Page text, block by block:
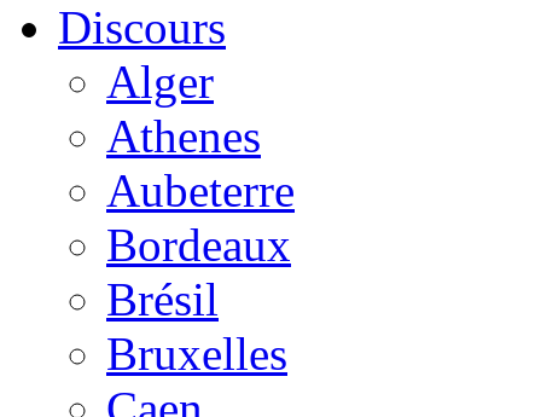
Discours
Alger
Athenes
Aubeterre
Bordeaux
Brésil
Bruxelles